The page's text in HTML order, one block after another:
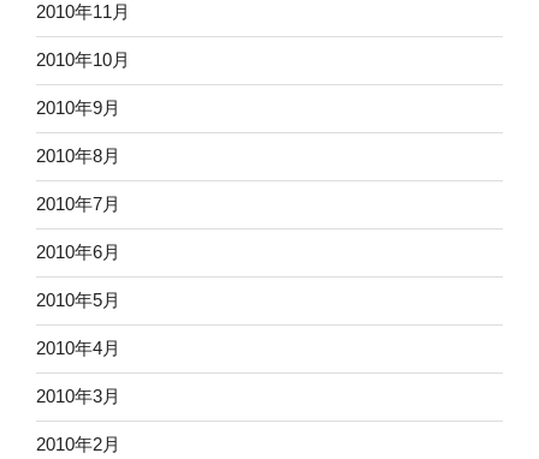
2010年11月
2010年10月
2010年9月
2010年8月
2010年7月
2010年6月
2010年5月
2010年4月
2010年3月
2010年2月